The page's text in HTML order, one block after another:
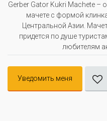
Gerber Gator Kukri Machete –
мачете с формой
Центральной Азии.
придется по душе
любителям
Уведомить меня